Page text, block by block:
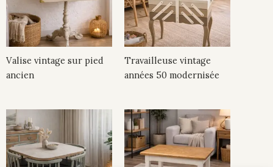
Valise vintage sur pied
ancien
Travailleuse vintage
années 50 modernisée